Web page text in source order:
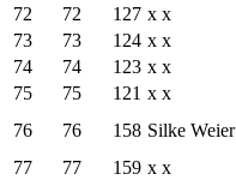
72
72 127 x x
73
73 124 x x
74
74 123 x x
75
75 121 x x
76
76 158 Silke Weier
77
77 159 x x